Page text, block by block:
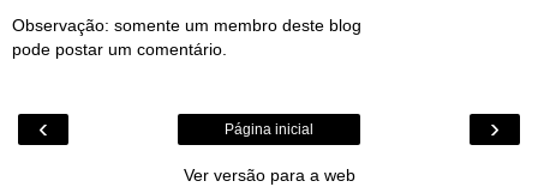
Observação: somente um membro deste blog
pode postar um comentário.
‹ ›
Página inicial
Ver versão para a web